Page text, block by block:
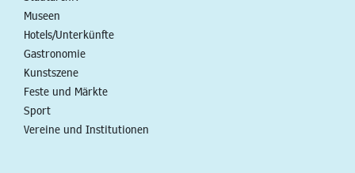
Museen
Hotels/Unterkünfte
Gastronomie
Kunstszene
Feste und Märkte
Sport
Vereine und Institutionen